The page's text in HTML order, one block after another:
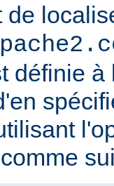
de
définie
comme